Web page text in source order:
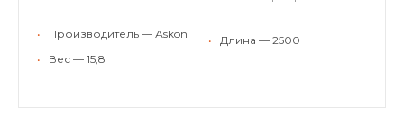
применяться для холодного кондиционирования.
Конвекторы АСКОН рекомендуются для отопления
•
Производитель — Аskon
•
Вес — 15,8
• Длина — 2500